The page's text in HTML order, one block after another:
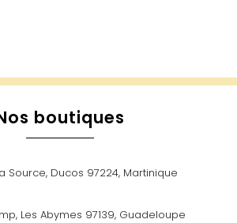
boutiques
Ducos 97224, Martinique
Les Abymes 97139, Guadeloupe